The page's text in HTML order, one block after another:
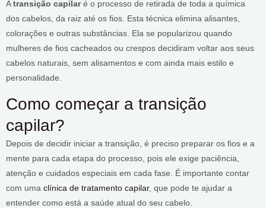
Atransição capilaré o processo de retirada de toda a química
dos cabelos, da raiz até os fios. Esta técnica elimina alisantes,
colorações e outras substâncias. Ela se popularizou quando
mulheres de fios cacheados ou crespos decidiram voltar aos seus
cabelos naturais, sem alisamentos e com ainda mais estilo e
personalidade.
Como começar a transição
capilar?
Depois de decidir iniciar a transição, é preciso preparar os fios e a
mente para cada etapa do processo, pois ele exige paciência,
atenção e cuidados especiais em cada fase. É importante contar
com uma clínica de tratamento capilar, que pode te ajudar a
entender como está a saúde atual do seu cabelo.